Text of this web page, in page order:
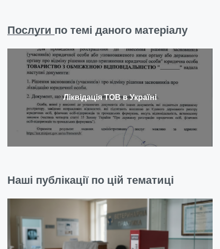
Послуги по темі даного матеріалу
Ліквідація ТОВ в Україні
Наші публікації по цій тематиці